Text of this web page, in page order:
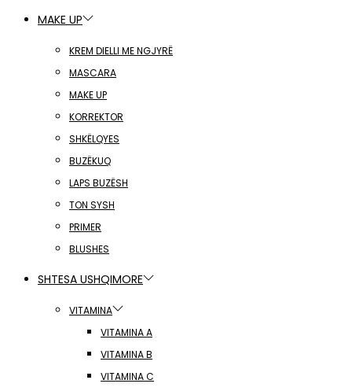
MAKE UP
KREM DIELLI ME NGJYRË
MASCARA
MAKE UP
KORREKTOR
SHKËLQYES
BUZËKUQ
LAPS BUZËSH
TON SYSH
PRIMER
BLUSHES
SHTESA USHQIMORE
VITAMINA
VITAMINA A
VITAMINA B
VITAMINA C